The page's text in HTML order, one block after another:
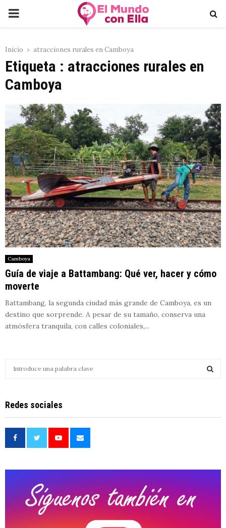
PRIMARY
Inicio atracciones rurales en Camboya
Etiqueta : atracciones rurales en
Camboya
Camboya
Guía de viaje a Battambang: Qué ver, hacer y cómo
moverte
Battambang, la segunda ciudad más grande de Camboya, es un
destino que sorprende. A pesar de su tamaño, conserva una
atmósfera tranquila, con calles coloniales,...
c
h
f
r
C
Redes sociales